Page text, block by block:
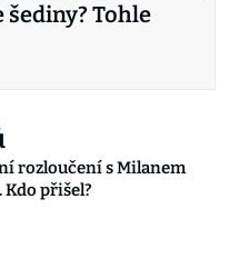
Tohle
rozloučení s Milanem
Kdo přišel?